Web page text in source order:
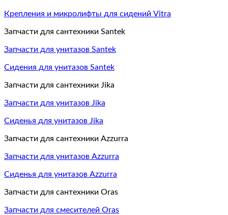
Крепления и микролифты для сидений Vitra
Запчасти для сантехники Santek
Запчасти для унитазов Santek
Сидения для унитазов Santek
Запчасти для сантехники Jika
Запчасти для унитазов Jika
Сиденья для унитазов Jika
Запчасти для сантехники Azzurra
Запчасти для унитазов Azzurra
Сиденья для унитазов Azzurra
Запчасти для сантехники Oras
Запчасти для смесителей Oras